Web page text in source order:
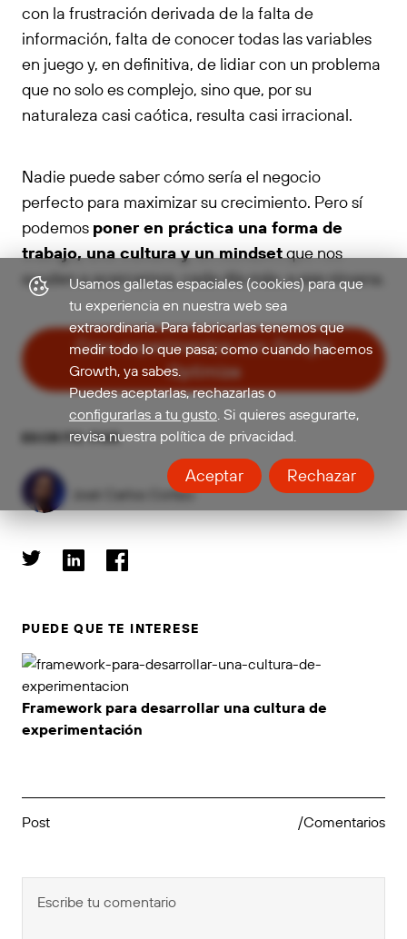
con la frustración derivada de la falta de
información, falta de conocer todas las variables
en juego y, en definitiva, de lidiar con un problema
que no solo es complejo, sino que, por su
naturaleza casi caótica, resulta casi irracional.
Nadie puede saber cómo sería el negocio
perfecto para maximizar su crecimiento. Pero sí
podemos poner en práctica una forma de
trabajo, una cultura y un mindsetque nos
ayuden a acercarnos, cada día más, a ese nirvana.
Crea experimentos con Google
Optimize
ESCRITO POR
José Carlos Cortizo
PUEDE QUE TE INTERESE
Framework para desarrollar una cultura de
experimentación
Post /Comentarios
Usamos galletas espaciales (cookies) para que
tu experiencia en nuestra web sea
extraordinaria. Para fabricarlas tenemos que
medir todo lo que pasa; como cuando hacemos
Growth, ya sabes.
Puedes aceptarlas, rechazarlas o
configurarlas a tu gusto. Si quieres asegurarte,
revisa nuestra política de privacidad.
Aceptar Rechazar